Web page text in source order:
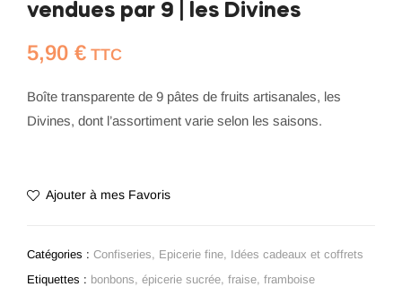
vendues par 9 | les Divines
5,90 € TTC
Boîte transparente de 9 pâtes de fruits artisanales, les
Divines, dont l’assortiment varie selon les saisons.
Ajouter à mes Favoris
Catégories : Confiseries, Epicerie fine, Idées cadeaux et coffrets
Etiquettes : bonbons, épicerie sucrée, fraise, framboise